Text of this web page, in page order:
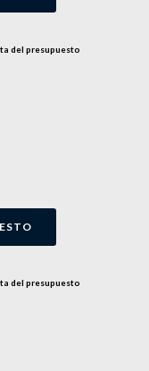
del presupuesto
del presupuesto